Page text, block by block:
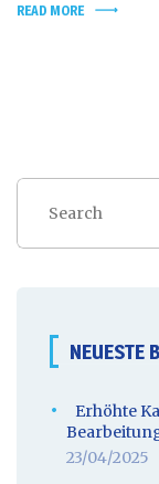
READ MORE
NEUESTE
Erhöhte
23/04/2025